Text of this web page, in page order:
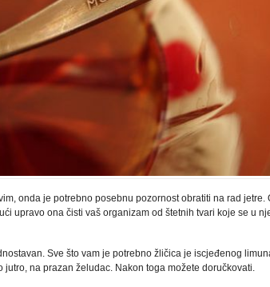
onda je potrebno posebnu pozornost obratiti na rad jetre.
upravo ona čisti vaš organizam od štetnih tvari koje se u
Sve što vam je potrebno žličica je iscjeđenog
na prazan želudac. Nakon toga možete doručkovati.